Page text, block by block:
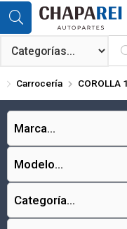
Compartir por email
Carrocería COROLLA